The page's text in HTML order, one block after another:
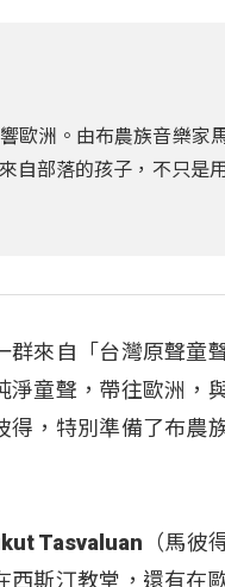
歐洲。由布農族音樂
自部落的孩子，不只是
群來自「台灣原聲童
淨童聲，帶往歐洲，
得，特別準備了布農
Tasvaluan（馬彼
西斯汀教堂，還有在